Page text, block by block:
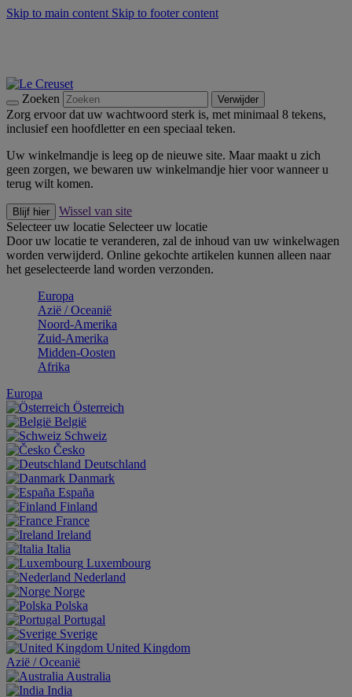
Skip to main content Skip to footer content
Zoeken Verwijder
Zorg ervoor dat uw wachtwoord sterk is, met minimaal 8 tekens,
inclusief een hoofdletter en een speciaal teken.
Uw winkelmandje is leeg op de nieuwe site. Maar maakt u zich
geen zorgen, we bewaren uw winkelmandje hier voor wanneer u
terug wilt komen.
Blijf hier
Wissel van site
Selecteer uw locatie Selecteer uw locatie
Door uw locatie te veranderen, zal de inhoud van uw winkelwagen
worden verwijderd. Online gekochte artikelen kunnen alleen naar
het geselecteerde land worden verzonden.
Europa
Aziё / Oceaniё
Noord-Amerika
Zuid-Amerika
Midden-Oosten
Afrika
Europa
Österreich
België
Schweiz
Česko
Deutschland
Danmark
España
Finland
France
Ireland
Italia
Luxembourg
Nederland
Norge
Polska
Portugal
Sverige
United Kingdom
Aziё / Oceaniё
Australia
India